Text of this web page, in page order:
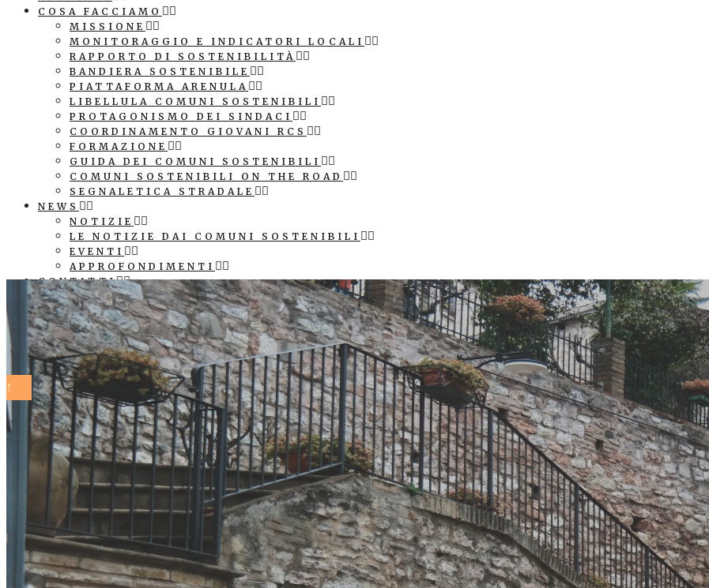
COSA FACCIAMO
MISSIONE
MONITORAGGIO E INDICATORI LOCALI
RAPPORTO DI SOSTENIBILITÀ
BANDIERA SOSTENIBILE
PIATTAFORMA ARENULA
LIBELLULA COMUNI SOSTENIBILI
PROTAGONISMO DEI SINDACI
COORDINAMENTO GIOVANI RCS
FORMAZIONE
GUIDA DEI COMUNI SOSTENIBILI
COMUNI SOSTENIBILI ON THE ROAD
SEGNALETICA STRADALE
NEWS
NOTIZIE
LE NOTIZIE DAI COMUNI SOSTENIBILI
EVENTI
APPROFONDIMENTI
CONTATTI
COMUNICAZIONE
PATROCINIO E LOGO ASSOCIAZIONE
SEGNALETICA STRADALE COMUNE SOSTENIBILE
CUBI AGENDA 2030
COMUNI SOSTENIBILI ON THE ROAD